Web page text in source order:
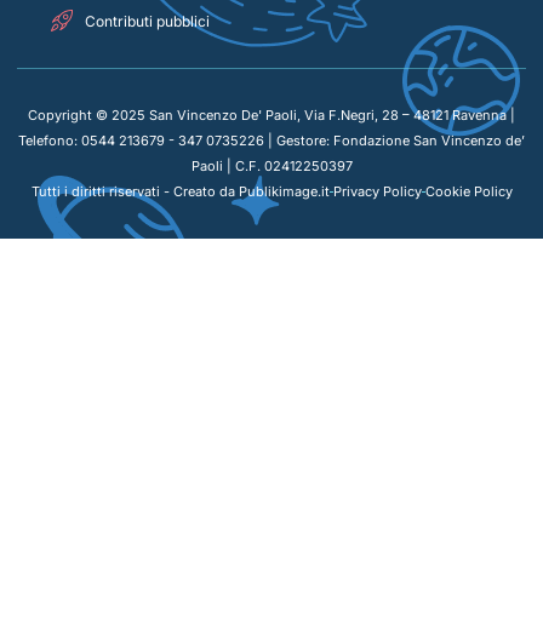
Contributi pubblici
Copyright © 2025 San Vincenzo De' Paoli, Via F.Negri, 28 – 48121 Ravenna |
Telefono: 0544 213679 - 347 0735226 | Gestore: Fondazione San Vincenzo de’
Paoli | C.F. 02412250397
Tutti i diritti riservati - Creato da Publikimage.it Privacy Policy Cookie Policy